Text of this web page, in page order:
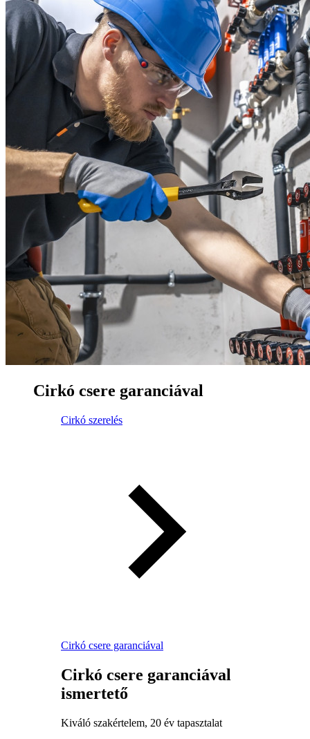
Cirkó csere garanciával
Cirkó szerelés
Cirkó csere garanciával
Cirkó csere garanciával
ismertető
Kiváló szakértelem, 20 év tapasztalat